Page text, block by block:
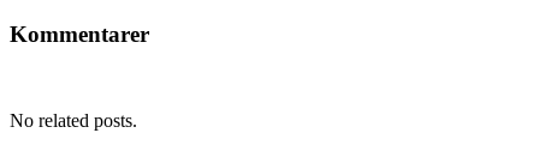
Kommentarer
No related posts.